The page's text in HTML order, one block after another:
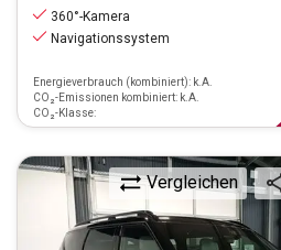
360°-Kamera
Navigationssystem
Energieverbrauch (kombiniert): k.A.
CO₂-Emissionen kombiniert: k.A.
CO₂-Klasse:
Vergleichen